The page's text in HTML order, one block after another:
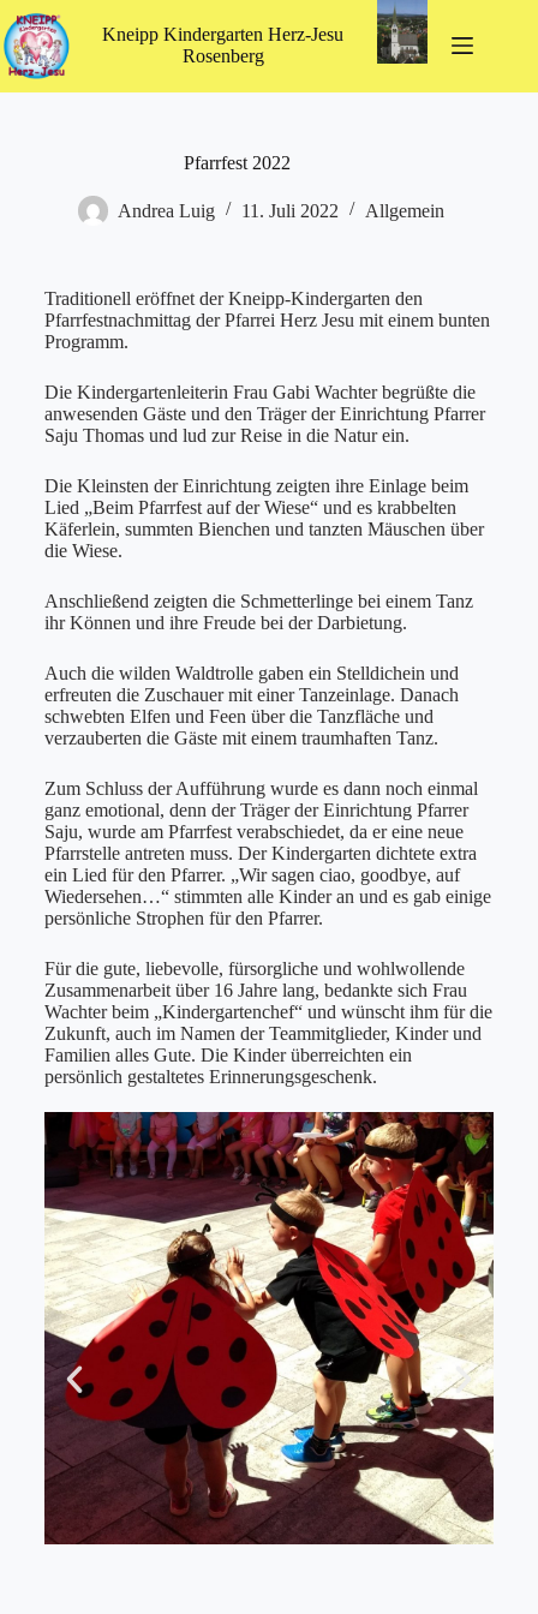
Kneipp Kindergarten Herz-Jesu
Rosenberg
Pfarrfest 2022
Andrea Luig 11. Juli 2022 Allgemein
Traditionell eröffnet der Kneipp-Kindergarten den
Pfarrfestnachmittag der Pfarrei Herz Jesu mit einem bunten
Programm.
Die Kindergartenleiterin Frau Gabi Wachter begrüßte die
anwesenden Gäste und den Träger der Einrichtung Pfarrer
Saju Thomas und lud zur Reise in die Natur ein.
Die Kleinsten der Einrichtung zeigten ihre Einlage beim
Lied „Beim Pfarrfest auf der Wiese“ und es krabbelten
Käferlein, summten Bienchen und tanzten Mäuschen über
die Wiese.
Anschließend zeigten die Schmetterlinge bei einem Tanz
ihr Können und ihre Freude bei der Darbietung.
Auch die wilden Waldtrolle gaben ein Stelldichein und
erfreuten die Zuschauer mit einer Tanzeinlage. Danach
schwebten Elfen und Feen über die Tanzfläche und
verzauberten die Gäste mit einem traumhaften Tanz.
Zum Schluss der Aufführung wurde es dann noch einmal
ganz emotional, denn der Träger der Einrichtung Pfarrer
Saju, wurde am Pfarrfest verabschiedet, da er eine neue
Pfarrstelle antreten muss. Der Kindergarten dichtete extra
ein Lied für den Pfarrer. „Wir sagen ciao, goodbye, auf
Wiedersehen…“ stimmten alle Kinder an und es gab einige
persönliche Strophen für den Pfarrer.
Für die gute, liebevolle, fürsorgliche und wohlwollende
Zusammenarbeit über 16 Jahre lang, bedankte sich Frau
Wachter beim „Kindergartenchef“ und wünscht ihm für die
Zukunft, auch im Namen der Teammitglieder, Kinder und
Familien alles Gute. Die Kinder überreichten ein
persönlich gestaltetes Erinnerungsgeschenk.